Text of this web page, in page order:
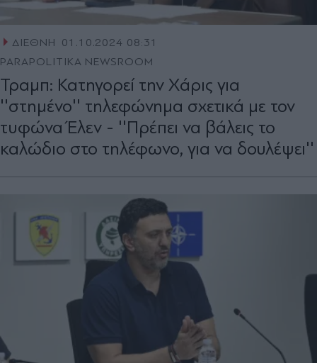
ΔΙΕΘΝΗ
01.10.2024 08:31
PARAPOLITIKA NEWSROOM
Τραμπ: Κατηγορεί την Χάρις για
''στημένο'' τηλεφώνημα σχετικά με τον
τυφώνα Έλεν - ''Πρέπει να βάλεις το
καλώδιο στο τηλέφωνο, για να δουλέψει''